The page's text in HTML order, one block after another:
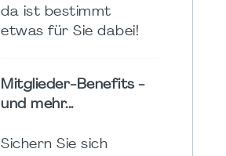
da ist bestimmt
etwas für Sie dabei!
Mitglieder-Benefits -
und mehr...
Sichern Sie sich